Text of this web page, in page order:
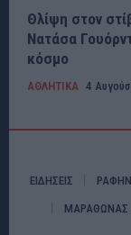
Θλίψη στον
Νατάσα
κόσμο
ΑΘΛΗΤΙΚΑ 4
ΕΙΔΗΣΕΙΣ
ΜΑΡΑΘΩΝΑΣ